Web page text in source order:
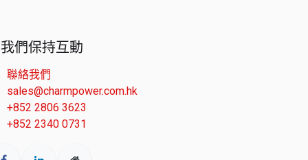
們保持互動
聯絡我們
sales@charmpower.com.hk
+852 2806 3623
+852 2340 0731